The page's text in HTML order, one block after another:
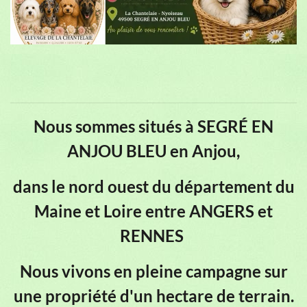
Nous sommes situés à SEGRÉ EN
ANJOU BLEU en Anjou,
dans le nord ouest du département du
Maine et Loire entre ANGERS et
RENNES
Nous vivons en pleine campagne sur
une propriété d'un hectare de terrain.